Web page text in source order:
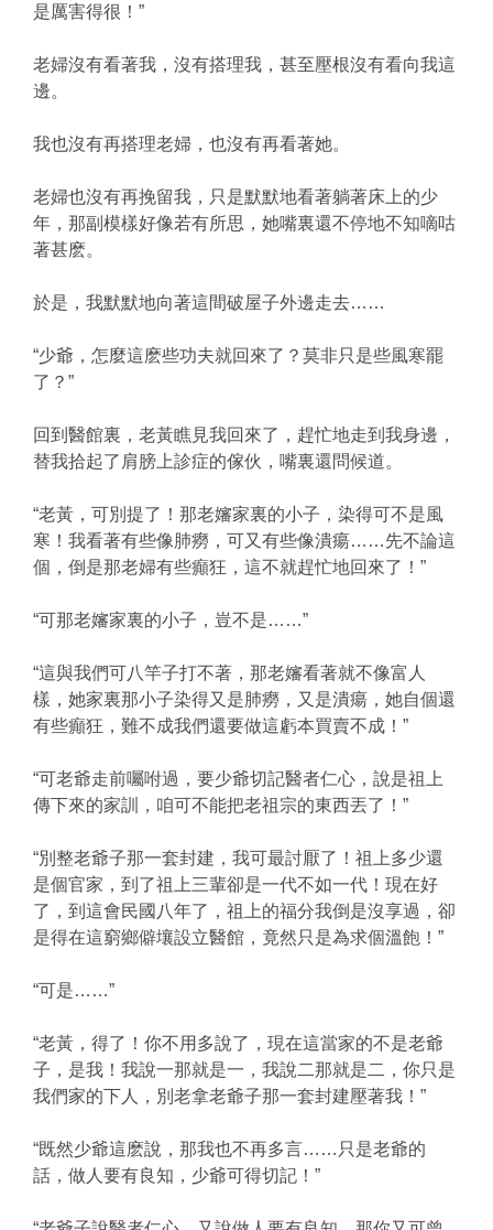
是厲害得很！”
老婦沒有看著我，沒有搭理我，甚至壓根沒有看向我這
邊。
我也沒有再搭理老婦，也沒有再看著她。
老婦也沒有再挽留我，只是默默地看著躺著床上的少
年，那副模樣好像若有所思，她嘴裏還不停地不知嘀咕
著甚麽。
於是，我默默地向著這間破屋子外邊走去……
“少爺，怎麼這麽些功夫就回來了？莫非只是些風寒罷
了？”
回到醫館裏，老黃瞧見我回來了，趕忙地走到我身邊，
替我拾起了肩膀上診症的傢伙，嘴裏還問候道。
“老黃，可別提了！那老嬸家裏的小子，染得可不是風
寒！我看著有些像肺癆，可又有些像潰瘍……先不論這
個，倒是那老婦有些癲狂，這不就趕忙地回來了！”
“可那老嬸家裏的小子，豈不是……”
“這與我們可八竿子打不著，那老嬸看著就不像富人
樣，她家裏那小子染得又是肺癆，又是潰瘍，她自個還
有些癲狂，難不成我們還要做這虧本買賣不成！”
“可老爺走前囑咐過，要少爺切記醫者仁心，說是祖上
傳下來的家訓，咱可不能把老祖宗的東西丟了！”
“別整老爺子那一套封建，我可最討厭了！祖上多少還
是個官家，到了祖上三輩卻是一代不如一代！現在好
了，到這會民國八年了，祖上的福分我倒是沒享過，卻
是得在這窮鄉僻壤設立醫館，竟然只是為求個溫飽！”
“可是……”
“老黃，得了！你不用多說了，現在這當家的不是老爺
子，是我！我說一那就是一，我說二那就是二，你只是
我們家的下人，別老拿老爺子那一套封建壓著我！”
“既然少爺這麽說，那我也不再多言……只是老爺的
話，做人要有良知，少爺可得切記！”